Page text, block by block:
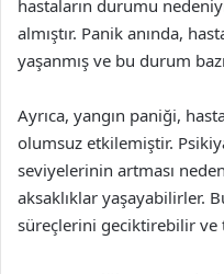
hastaların durumu
almıştır. Panik anında,
yaşanmış ve bu durum
Ayrıca, yangın paniği,
olumsuz etkilemiştir.
seviyelerinin artması
aksaklıklar yaşayabilirler.
süreçlerini geciktirebilir ve